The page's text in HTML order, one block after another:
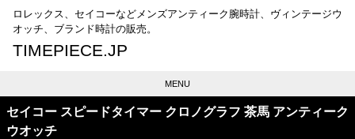
ロレックス、セイコーなどメンズアンティーク腕時計、ヴィンテージウ
オッチ、ブランド時計の販売。
TIMEPIECE.JP
MENU
セイコー スピードタイマー クロノグラフ 茶馬 アンティーク
ウオッチ